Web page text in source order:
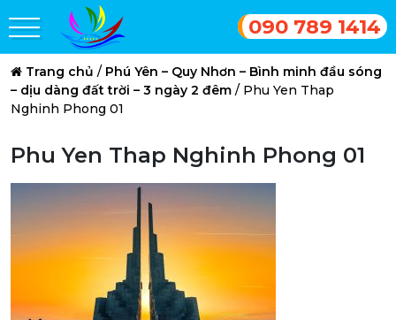
090 789 1414
Trang chủ / Phú Yên – Quy Nhơn – Bình minh đầu sóng
– dịu dàng đất trời – 3 ngày 2 đêm / Phu Yen Thap
Nghinh Phong 01
Phu Yen Thap Nghinh Phong 01